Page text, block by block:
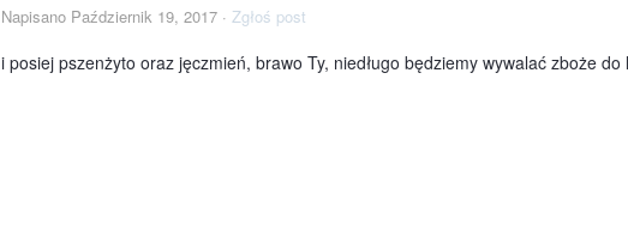
Napisano Październik 19, 2017 · Zgłoś post
i posiej pszenżyto oraz jęczmień, brawo Ty, niedługo będziemy wywalać zboże